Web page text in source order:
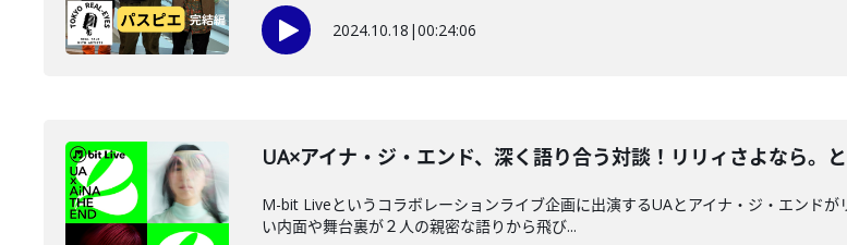
2024.10.18 |00:24:06
UA×アイナ・ジ・エンド、深く語り合う対談！リリィさよなら。
M-bit Liveというコラボレーションライブ企画に出演するUAとアイナ・ジ・エンド
い内面や舞台裏が２人の親密な語りから飛び...